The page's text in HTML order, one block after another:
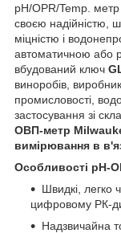
pH/OPR/Temp. метр
своєю надійністю,
міцністю і
автоматичною або
вбудований ключ
виноробів,
промисловості,
застосування зі
ОВП-метр
вимірювання в
Особливості рН-
Швидкі, легко
цифровому РК-
Надзвичайна